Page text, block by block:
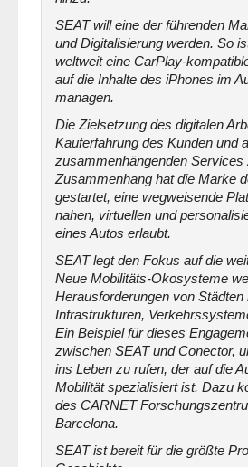
SEAT will eine der führenden
und Digitalisierung werden. So
weltweit eine CarPlay-
auf die Inhalte des iPhones im
managen.
Die Zielsetzung des digitalen
Kauferfahrung des Kunden und
zusammenhängenden
Zusammenhang hat die Marke
gestartet, eine wegweisende
nahen, virtuellen und
eines Autos erlaubt.
SEAT legt den Fokus auf die
Neue Mobilitäts-Ökosysteme
Herausforderungen von
Infrastrukturen,
Ein Beispiel für dieses
zwischen SEAT und Conector,
ins Leben zu rufen, der auf die
Mobilität spezialisiert ist. Dazu
des CARNET
Barcelona.
SEAT ist bereit für die größte